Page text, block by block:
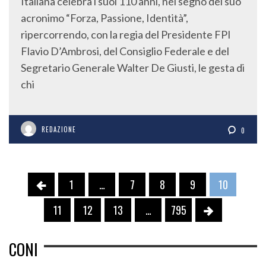
acronimo “Forza, Passione, Identità”,
ripercorrendo, con la regia del Presidente FPI
Flavio D’Ambrosi, del Consiglio Federale e del
Segretario Generale Walter De Giusti, le gesta di
chi
1 … 7 8 9
10
11
12 13 … 795
CONI